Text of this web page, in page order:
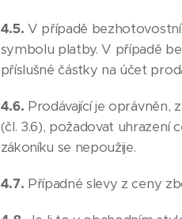
4.5. V případě bezhotovostní
symbolu platby. V případě
příslušné částky na účet
4.6. Prodávající je oprávněn,
(čl. 3.6), požadovat uhrazení
zákoníku se nepoužije.
4.7. Případné slevy z ceny